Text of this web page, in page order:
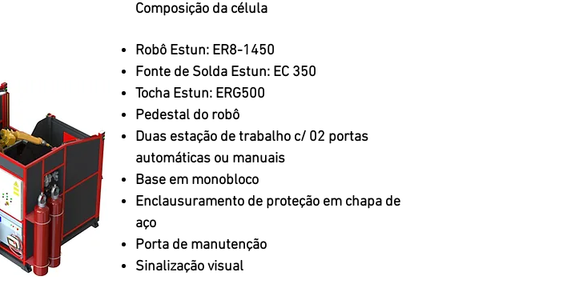
Composição da célula
Robô Estun: ER8-1450
Fonte de Solda Estun: EC 350
Tocha Estun: ERG500
Pedestal do robô
Duas estação de trabalho c/ 02 portas
automáticas ou manuais
Base em monobloco
Enclausuramento de proteção em chapa de
aço
Porta de manutenção
Sinalização visual